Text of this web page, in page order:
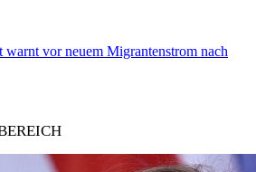
warnt vor neuem Migrantenstrom nach